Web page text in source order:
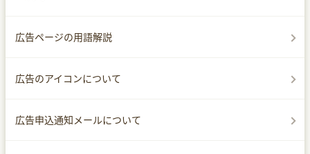
広告ページの用語解説
広告のアイコンについて
広告申込通知メールについて